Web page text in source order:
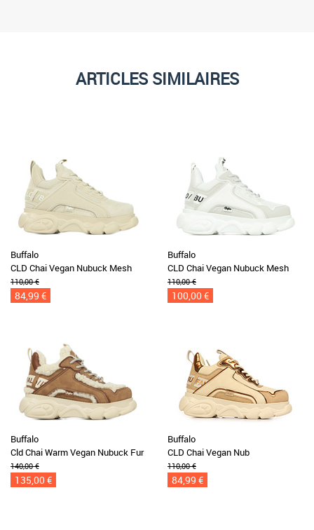
ARTICLES SIMILAIRES
Buffalo
CLD Chai Vegan Nubuck Mesh
110,00 €
84,99 €
Buffalo
CLD Chai Vegan Nubuck Mesh
110,00 €
100,00 €
Buffalo
Cld Chai Warm Vegan Nubuck Fur
140,00 €
135,00 €
Buffalo
CLD Chai Vegan Nub
110,00 €
84,99 €